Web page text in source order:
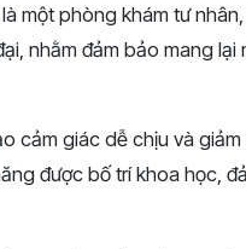
một phòng khám tư
nhằm đảm bảo mang lại
cảm giác dễ chịu và
được bố trí khoa học,